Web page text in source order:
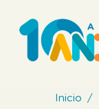
Inicio